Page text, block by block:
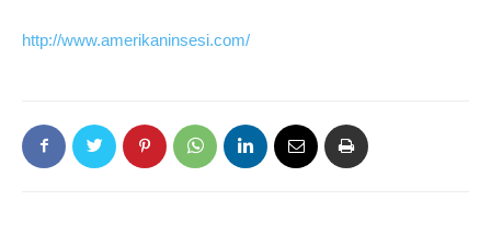
http://www.amerikaninsesi.com/